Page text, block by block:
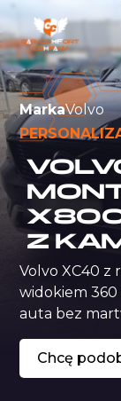
MarkaVolvo
X800
Z
Volvo XC40 z
widokiem 360
auta bez
Chcę